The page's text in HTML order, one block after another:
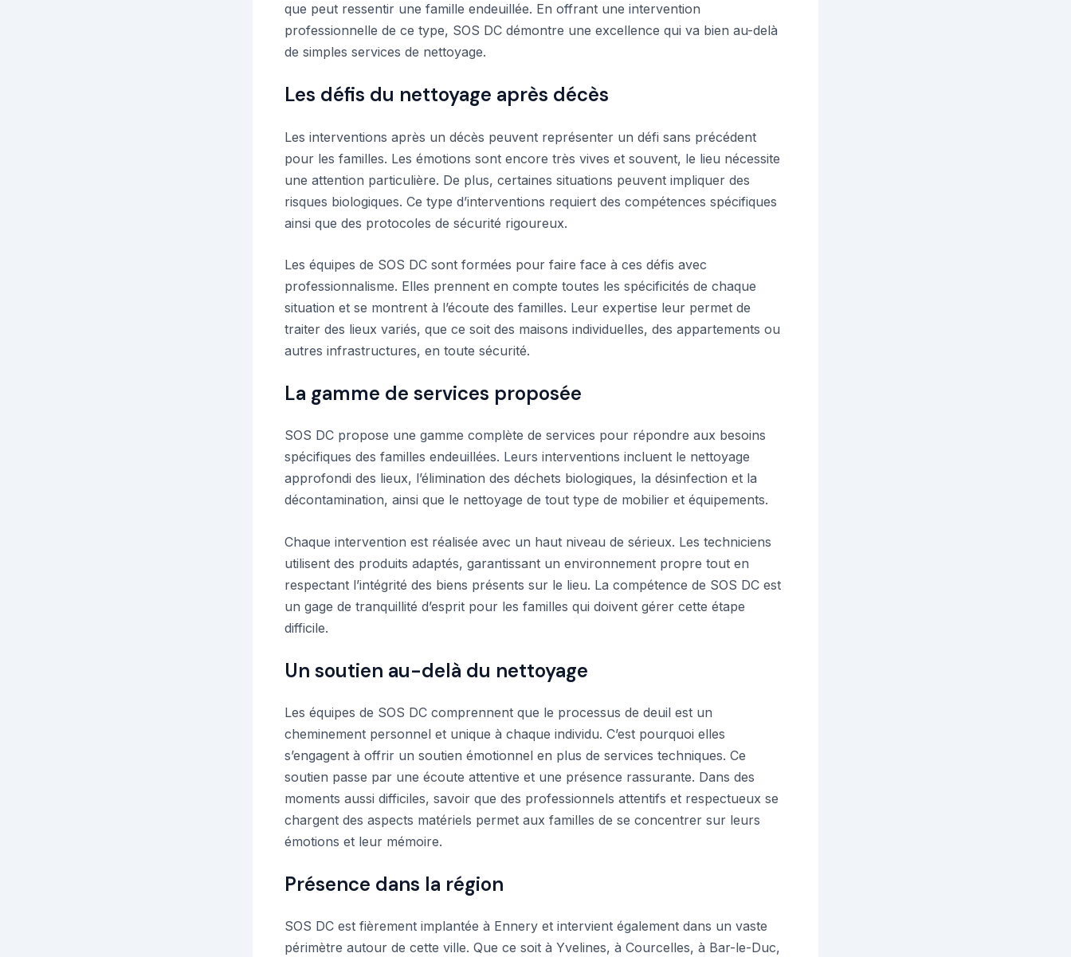
que peut ressentir une famille endeuillée. En offrant une intervention
professionnelle de ce type, SOS DC démontre une excellence qui va bien au-delà
de simples services de nettoyage.
Les défis du nettoyage après décès
Les interventions après un décès peuvent représenter un défi sans précédent
pour les familles. Les émotions sont encore très vives et souvent, le lieu nécessite
une attention particulière. De plus, certaines situations peuvent impliquer des
risques biologiques. Ce type d’interventions requiert des compétences spécifiques
ainsi que des protocoles de sécurité rigoureux.
Les équipes de SOS DC sont formées pour faire face à ces défis avec
professionnalisme. Elles prennent en compte toutes les spécificités de chaque
situation et se montrent à l’écoute des familles. Leur expertise leur permet de
traiter des lieux variés, que ce soit des maisons individuelles, des appartements ou
autres infrastructures, en toute sécurité.
La gamme de services proposée
SOS DC propose une gamme complète de services pour répondre aux besoins
spécifiques des familles endeuillées. Leurs interventions incluent le nettoyage
approfondi des lieux, l’élimination des déchets biologiques, la désinfection et la
décontamination, ainsi que le nettoyage de tout type de mobilier et équipements.
Chaque intervention est réalisée avec un haut niveau de sérieux. Les techniciens
utilisent des produits adaptés, garantissant un environnement propre tout en
respectant l’intégrité des biens présents sur le lieu. La compétence de SOS DC est
un gage de tranquillité d’esprit pour les familles qui doivent gérer cette étape
difficile.
Un soutien au-delà du nettoyage
Les équipes de SOS DC comprennent que le processus de deuil est un
cheminement personnel et unique à chaque individu. C’est pourquoi elles
s’engagent à offrir un soutien émotionnel en plus de services techniques. Ce
soutien passe par une écoute attentive et une présence rassurante. Dans des
moments aussi difficiles, savoir que des professionnels attentifs et respectueux se
chargent des aspects matériels permet aux familles de se concentrer sur leurs
émotions et leur mémoire.
Présence dans la région
SOS DC est fièrement implantée à Ennery et intervient également dans un vaste
périmètre autour de cette ville. Que ce soit à Yvelines, à Courcelles, à Bar-le-Duc,